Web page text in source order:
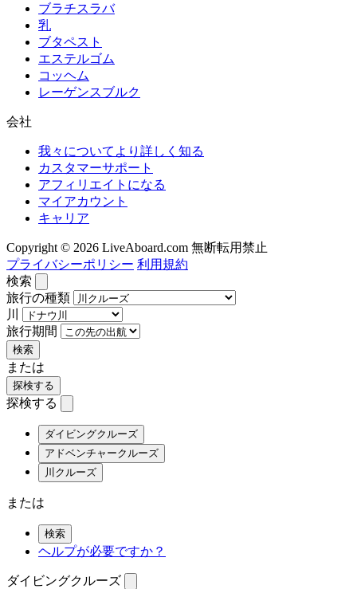
ブラチスラバ
乳
ブタペスト
エステルゴム
コッヘム
レーゲンスブルク
会社
我々についてより詳しく知る
カスタマーサポート
アフィリエイトになる
マイアカウント
キャリア
Copyright © 2026 LiveAboard.com 無断転用禁止
プライバシーポリシー 利用規約
検索
旅行の種類
川
旅行期間
検索
または
探検する
探検する
ダイビングクルーズ
アドベンチャークルーズ
川クルーズ
または
検索
ヘルプが必要ですか？
ダイビングクルーズ